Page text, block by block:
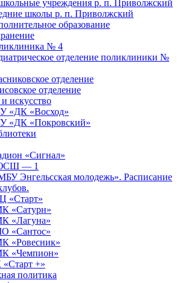
учреждения р. п. Приволжский
школы р. п. Приволжский
образование
№ 4
отделение поликлиники №
отделение
отделение
искусство
«ДК «Восход»
«ДК «Покровский»
«Сигнал»
— 1
Энгельсская молодежь». Расписание
«Старт»
«Сатурн»
«Лагуна»
«Сантос»
«Ровесник»
«Чемпион»
+»
политика